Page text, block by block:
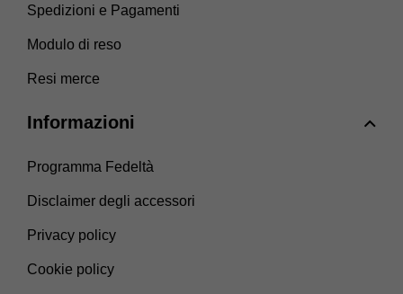
Spedizioni e Pagamenti
Modulo di reso
Resi merce
Informazioni
Programma Fedeltà
Disclaimer degli accessori
Privacy policy
Cookie policy